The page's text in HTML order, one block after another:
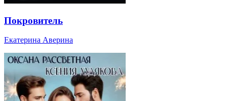
Покровитель
Екатерина Аверина